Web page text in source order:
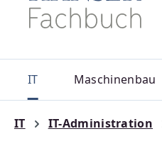
IT Maschinenbau
IT IT-Administration